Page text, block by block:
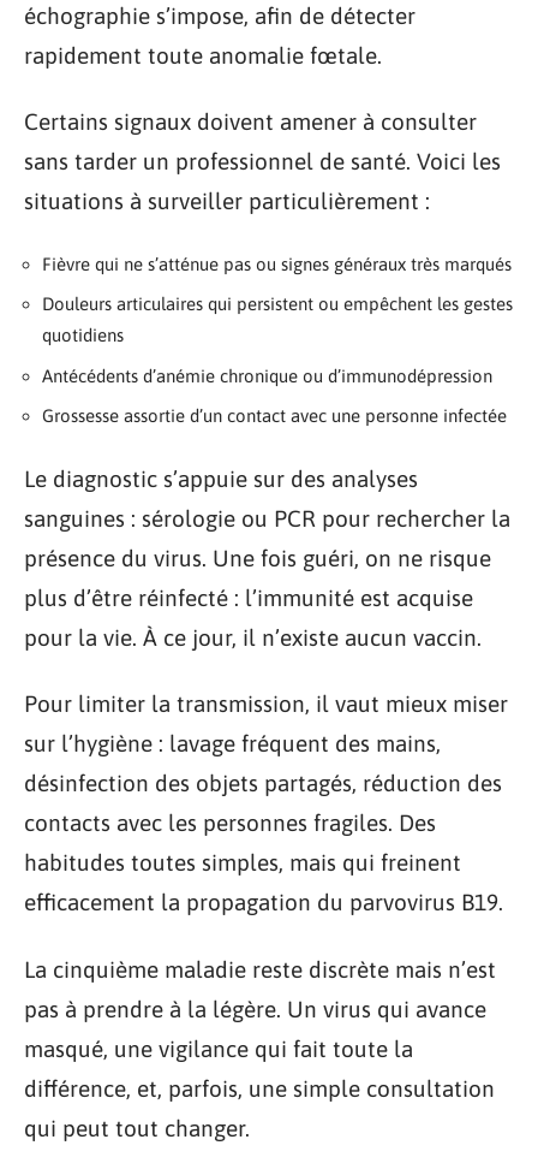
échographie s’impose, afin de détecter
rapidement toute anomalie fœtale.
Certains signaux doivent amener à consulter
sans tarder un professionnel de santé. Voici les
situations à surveiller particulièrement :
Fièvre qui ne s’atténue pas ou signes généraux très marqués
Douleurs articulaires qui persistent ou empêchent les gestes
quotidiens
Antécédents d’anémie chronique ou d’immunodépression
Grossesse assortie d’un contact avec une personne infectée
Le diagnostic s’appuie sur des analyses
sanguines : sérologie ou PCR pour rechercher la
présence du virus. Une fois guéri, on ne risque
plus d’être réinfecté : l’immunité est acquise
pour la vie. À ce jour, il n’existe aucun vaccin.
Pour limiter la transmission, il vaut mieux miser
sur l’hygiène : lavage fréquent des mains,
désinfection des objets partagés, réduction des
contacts avec les personnes fragiles. Des
habitudes toutes simples, mais qui freinent
efficacement la propagation du parvovirus B19.
La cinquième maladie reste discrète mais n’est
pas à prendre à la légère. Un virus qui avance
masqué, une vigilance qui fait toute la
différence, et, parfois, une simple consultation
qui peut tout changer.